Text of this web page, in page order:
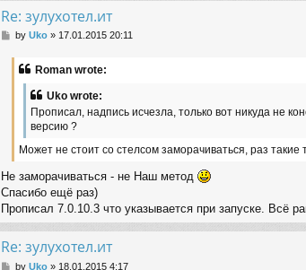
Re: зулухотел.ит
Pby Uko» 17.01.2015 20:11
Roman wrote:
Uko wrote:
Прописал, надпись исчезла, только вот никуда не
версию ?
Может не стоит со стелсом заморачиваться, раз такие
Не заморачиваться - не Наш метод
Спасибо ещё раз)
Прописал 7.0.10.3 что указывается при запуске. Всё
Re: зулухотел.ит
Pby Uko» 18.01.2015 4:17